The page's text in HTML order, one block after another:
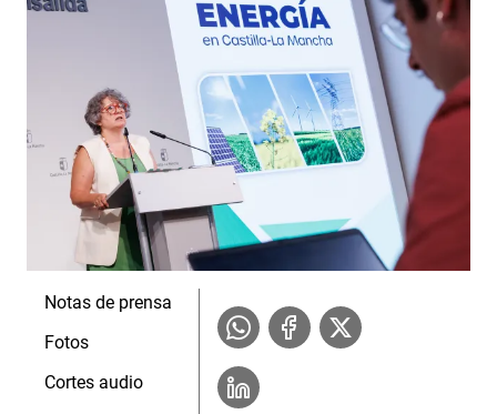
Notas de prensa
Fotos
Cortes audio